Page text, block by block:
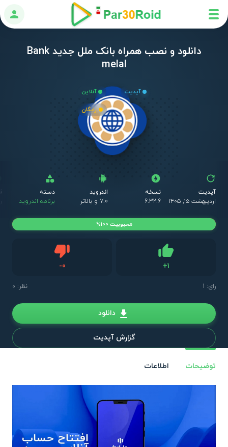
ورود
دانلود و نصب همراه بانک ملل جدید Bank
melal
آپدیت آنلاین
رایگان
آپدیت
اردیبهشت ۱۵, ۱۴۰۵
نسخه
6.32.6
اندروید
7.0 و بالاتر
دسته
برنامه اندروید
+1
-0دیس لایک
رای: 1 نظر: 0
محبوبیت 100%
دانلود
گزارش آپدیت
توضیحات اطلاعات